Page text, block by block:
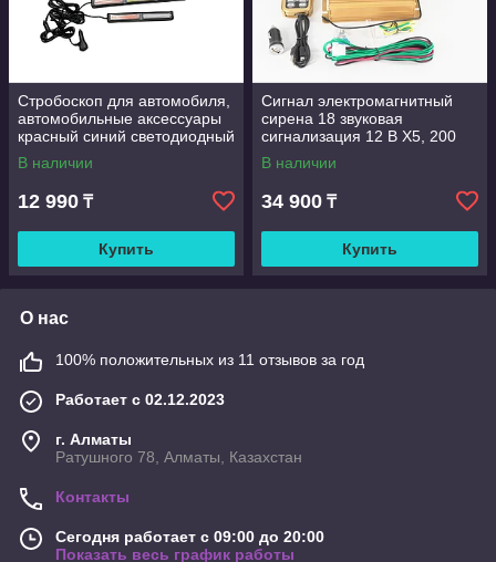
Стробоскоп для автомобиля,
автомобильные аксессуары
красный синий светодиодный
фонарь сигнальная лампа,
стробоскоп 4*4, аварийная
В наличии
12 990 ₸
Купить
Сигнал электромагнитный
сирена 18 звуковая
сигнализация 12 В Х5, 200
ВТ
В наличии
34 900 ₸
Купить
О нас
100% положительных из 11 отзывов за год
Работает с 02.12.2023
г. Алматы
Ратушного 78, Алматы, Казахстан
Контакты
Сегодня работает с 09:00 до 20:00
Показать весь график работы